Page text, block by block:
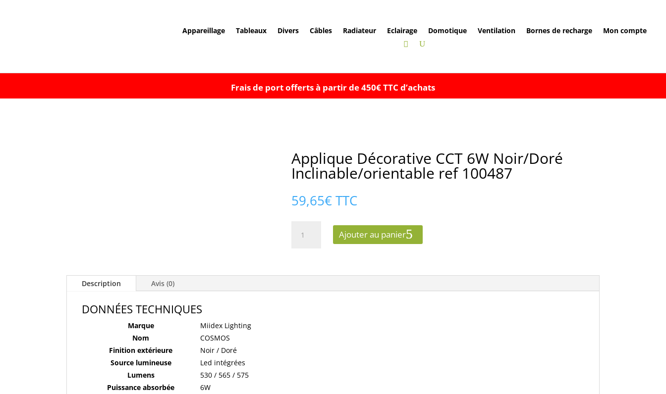
Appareillage Tableaux Divers Câbles Radiateur Eclairage Domotique Ventilation Bornes de recharge Mon compte
Frais de port offerts à partir de 450€ TTC d’achats
Applique Décorative CCT 6W Noir/Doré
Inclinable/orientable ref 100487
59,65€TTC
Ajouter au panier
Description Avis (0)
DONNÉES TECHNIQUES
Marque
Miidex Lighting
Nom
COSMOS
Finition extérieure
Noir / Doré
Source lumineuse
Led intégrées
Lumens
530 / 565 / 575
Puissance absorbée
6W